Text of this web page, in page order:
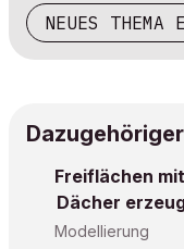
NEUES THEMA
Freiflächen
Dächer
Modellierung